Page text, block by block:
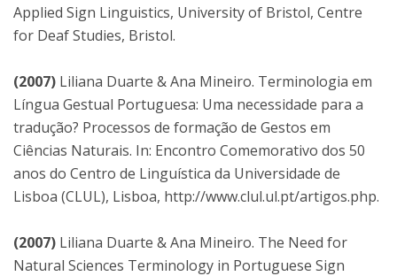
Applied Sign Linguistics, University of Bristol, Centre
for Deaf Studies, Bristol.
(2007) Liliana Duarte & Ana Mineiro. Terminologia em
Língua Gestual Portuguesa: Uma necessidade para a
tradução? Processos de formação de Gestos em
Ciências Naturais. In: Encontro Comemorativo dos 50
anos do Centro de Linguística da Universidade de
Lisboa (CLUL), Lisboa, http://www.clul.ul.pt/artigos.php.
(2007) Liliana Duarte & Ana Mineiro. The Need for
Natural Sciences Terminology in Portuguese Sign